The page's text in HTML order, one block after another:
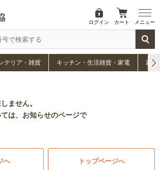
ログイン カート メニュー
テリア・雑貨 キッチン・生活雑貨・家電 家具
ません。
は、お知らせのページで
へ トップページへ